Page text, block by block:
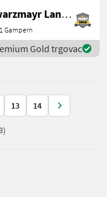
vam je
-
Schwarzmayr Landtechnik GmbH - Gampern
Gampern
Gold trgovac
13 14